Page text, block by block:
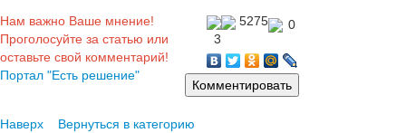
Нам важно Ваше мнение!
Проголосуйте за статью или
оставьте свой комментарий!
Портал "Есть решение"
0
5275
3
Наверх Вернуться в категорию